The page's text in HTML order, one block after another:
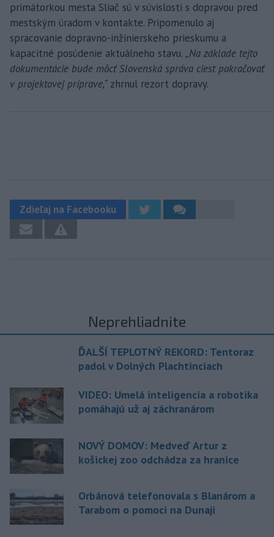
primátorkou mesta Sliač sú v súvislosti s dopravou pred
mestským úradom v kontakte. Pripomenulo aj
spracovanie dopravno-inžinierskeho prieskumu a
kapacitné posúdenie aktuálneho stavu. „Na základe tejto
dokumentácie bude môcť Slovenská správa ciest pokračovať
v projektovej príprave,“ zhrnul rezort dopravy.
Zdieľaj na Facebooku
Neprehliadnite
ĎALŠÍ TEPLOTNÝ REKORD: Tentoraz
padol v Dolných Plachtinciach
VIDEO: Umelá inteligencia a robotika
pomáhajú už aj záchranárom
NOVÝ DOMOV: Medveď Artur z
košickej zoo odchádza za hranice
Orbánová telefonovala s Blanárom a
Tarabom o pomoci na Dunaji